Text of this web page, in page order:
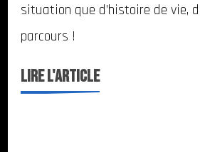
situation que d’histoire de vie,
parcours !
LIRE l'ARTICLE